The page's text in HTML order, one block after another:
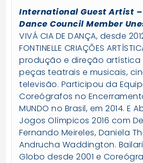
International Guest Artist
Dance Council Member
VIVÁ CIA DE DANÇA, desde
FONTINELLE CRIAÇÕES
produção e direção artística
peças teatrais e musicais,
televisão. Participou da
Coreógrafos no
MUNDO no Brasil, em 2014. E
Jogos Olímpicos 2016 com
Fernando Meireles, Daniela
Andrucha Waddington.
Globo desde 2001 e